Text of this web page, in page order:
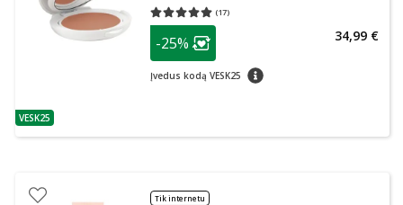
patarimas
VESK25
g
(17)
Vidutinis įvertinimas 5.00
patarimas
Lojalumo klubo narių nuolaida
-25%
Įvedus kodą VESK25 patarimas
34,99 €
Tik internetu